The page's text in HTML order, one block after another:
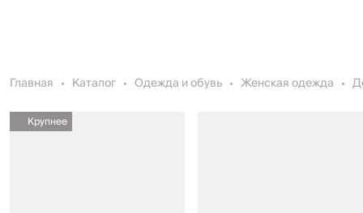
Главная Каталог Одежда и обувь Женская одежда
Крупнее